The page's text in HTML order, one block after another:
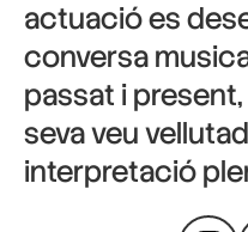
actuació es
conversa
passat i
seva veu
interpretació